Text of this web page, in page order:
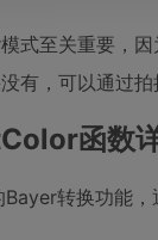
式至关重要，
有，可以通过拍
函数
转换功能